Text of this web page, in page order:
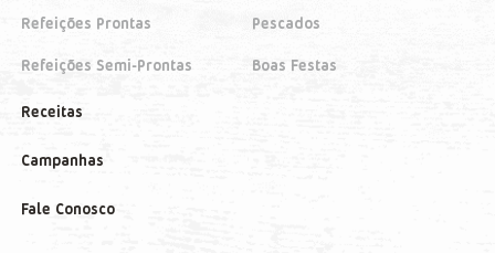
Refeições Prontas
Refeições Semi-Prontas
Pescados
Boas Festas
Receitas
Campanhas
Fale Conosco